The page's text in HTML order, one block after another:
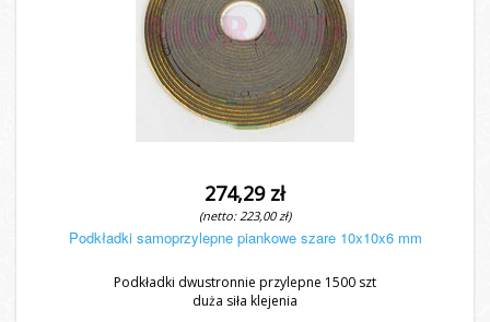
274,29 zł
(netto: 223,00 zł)
Podkładki samoprzylepne piankowe szare 10x10x6 mm
Podkładki dwustronnie przylepne 1500 szt
duża siła klejenia